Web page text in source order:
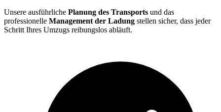
Unsere ausführliche Planung des Transports und das
professionelle Management der Ladung stellen sicher, dass jeder
Schritt Ihres Umzugs reibungslos abläuft.